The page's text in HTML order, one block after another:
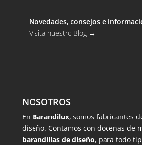
Novedades, consejos e
Visita nuestro Blog →
NOSOTROS
En Barandilux, somos fabricantes
diseño. Contamos con docenas de
barandillas de diseño, para todo